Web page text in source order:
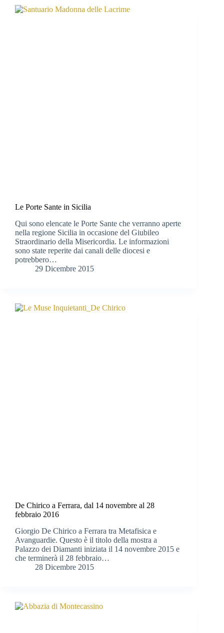
Le Porte Sante in Sicilia
Qui sono elencate le Porte Sante che verranno aperte
nella regione Sicilia in occasione del Giubileo
Straordinario della Misericordia. Le informazioni
sono state reperite dai canali delle diocesi e
potrebbero…
29 Dicembre 2015
De Chirico a Ferrara, dal 14 novembre al 28
febbraio 2016
Giorgio De Chirico a Ferrara tra Metafisica e
Avanguardie. Questo è il titolo della mostra a
Palazzo dei Diamanti iniziata il 14 novembre 2015 e
che terminerà il 28 febbraio…
28 Dicembre 2015